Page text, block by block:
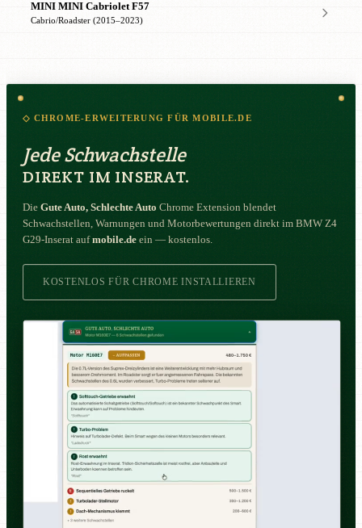
MINI MINI Cabriolet F57
Cabrio/Roadster (2015–2023)
◇ CHROME-ERWEITERUNG FÜR MOBILE.DE
Jede Schwachstelle
DIREKT IM INSERAT.
Die Gute Auto, Schlechte Auto Chrome Extension blendet
Schwachstellen, Warnungen und Motorbewertungen direkt im BMW Z4
G29-Inserat aufmobile.de ein — kostenlos.
KOSTENLOS FÜR CHROME INSTALLIEREN